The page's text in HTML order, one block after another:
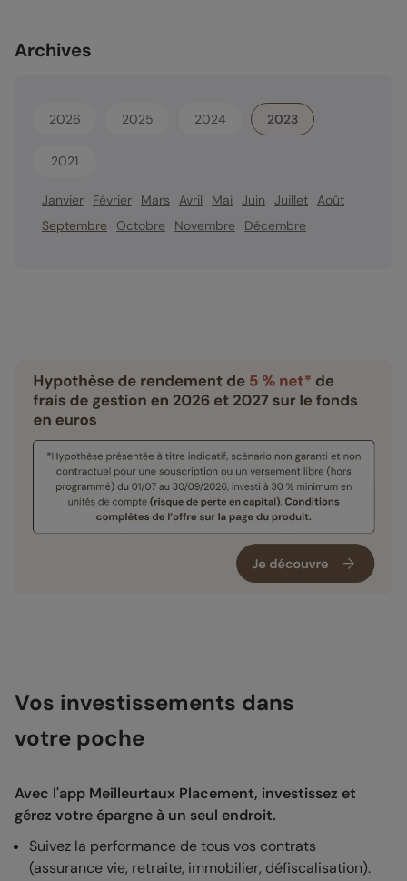
Archives
2026 2025 2024 2023
2021
Janvier Février Mars Avril Mai Juin Juillet Août
Septembre
Octobre Novembre Décembre
Vos investissements dans
votre poche
Avec l'app Meilleurtaux Placement, investissez et
gérez votre épargne à un seul endroit.
Suivez la performance de tous vos contrats
(assurance vie, retraite, immobilier, défiscalisation).